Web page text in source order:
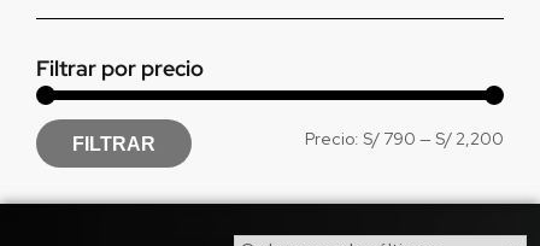
Filtrar por precio
FILTRAR Precio: S/ 790 — S/ 2,200